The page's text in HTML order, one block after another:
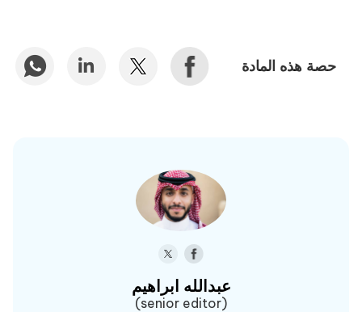
حصة هذه المادة
عبدالله ابراهيم‎
(senior editor)